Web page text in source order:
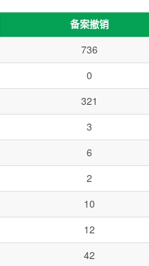
备案撤销
736
0
321
3
6
2
10
12
42